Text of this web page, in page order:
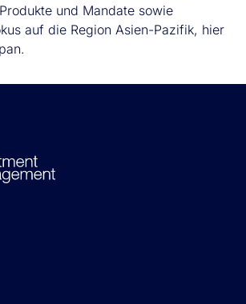
und Mandate sowie
auf die Region Asien-Pazifik, hier